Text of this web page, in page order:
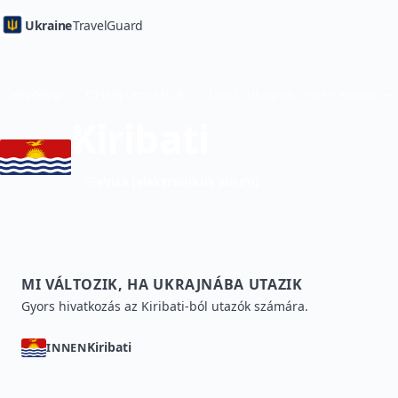
UkraineTravelGuard
MI VÁLTOZIK, HA UKRAJNÁBA UTAZIK
Gyors hivatkozás az Kiribati-ból utazók számára.
INNENKiribati